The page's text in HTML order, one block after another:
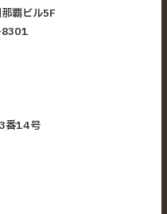
覇ビル5F
番14号